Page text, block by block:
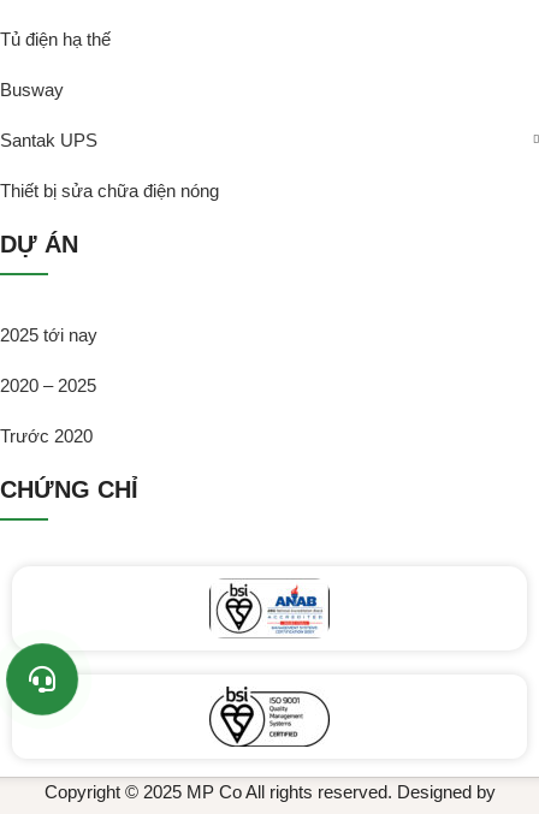
Tủ điện hạ thế
Busway
Santak UPS
Thiết bị sửa chữa điện nóng
DỰ ÁN
2025 tới nay
2020 – 2025
Trước 2020
CHỨNG CHỈ
Copyright © 2025 MP Co All rights reserved. Designed by